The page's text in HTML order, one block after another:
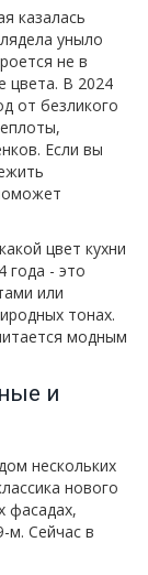
казалась
уныло
не в
цвета. В 2024
от безликого
Если вы
цвет кухни
года - это
или
тонах.
модным
и
нескольких
нового
фасадах,
м. Сейчас в